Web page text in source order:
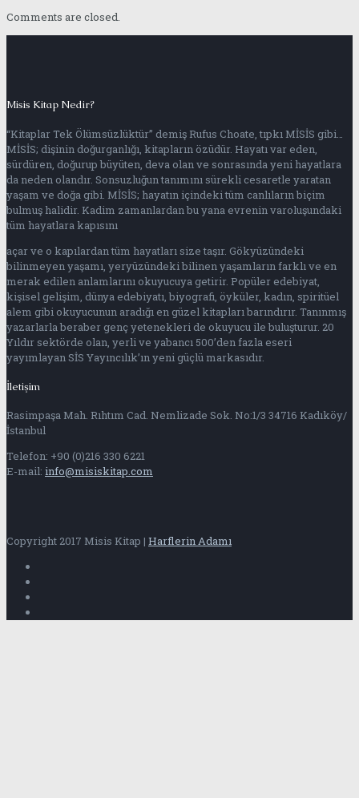
Comments are closed.
Misis Kitap Nedir?
“Kitaplar Tek Ölümsüzlüktür” demiş Rufus Choate, tıpkı MİSİS gibi…
MİSİS; dişinin doğurganlığı, kitapların özüdür. Hayatı var eden,
sürdüren, doğurup büyüten, deva olan ve sonrasında yeni hayatlara
da neden olandır. Sonsuzluğun tanımını sürekli cesaretle yaratan
yaşam ve doğa gibi. MİSİS; hayatın içindeki tüm canlıların biçim
bulmuş halidir. Kadim zamanlardan bu yana evrenin varoluşundaki
tüm hayatlara kapısını
açar ve o kapılardan tüm hayatları size taşır. Gökyüzündeki
bilinmeyen yaşamı, yeryüzündeki bilinen yaşamların farklı ve en
merak edilen anlamlarını okuyucuya getirir. Popüler edebiyat,
kişisel gelişim, dünya edebiyatı, biyografi, öyküler, kadın, spiritüel
alem gibi okuyucunun aradığı en güzel kitapları barındırır. Tanınmış
yazarlarla beraber genç yetenekleri de okuyucu ile buluşturur. 20
Yıldır sektörde olan, yerli ve yabancı 500’den fazla eseri
yayımlayan SİS Yayıncılık’ın yeni güçlü markasıdır.
İletişim
Rasimpaşa Mah. Rıhtım Cad. Nemlizade Sok. No:1/3 34716 Kadıköy/
İstanbul
Telefon: +90 (0)216 330 6221
E-mail: info@misiskitap.com
Copyright 2017 Misis Kitap | Harflerin Adamı